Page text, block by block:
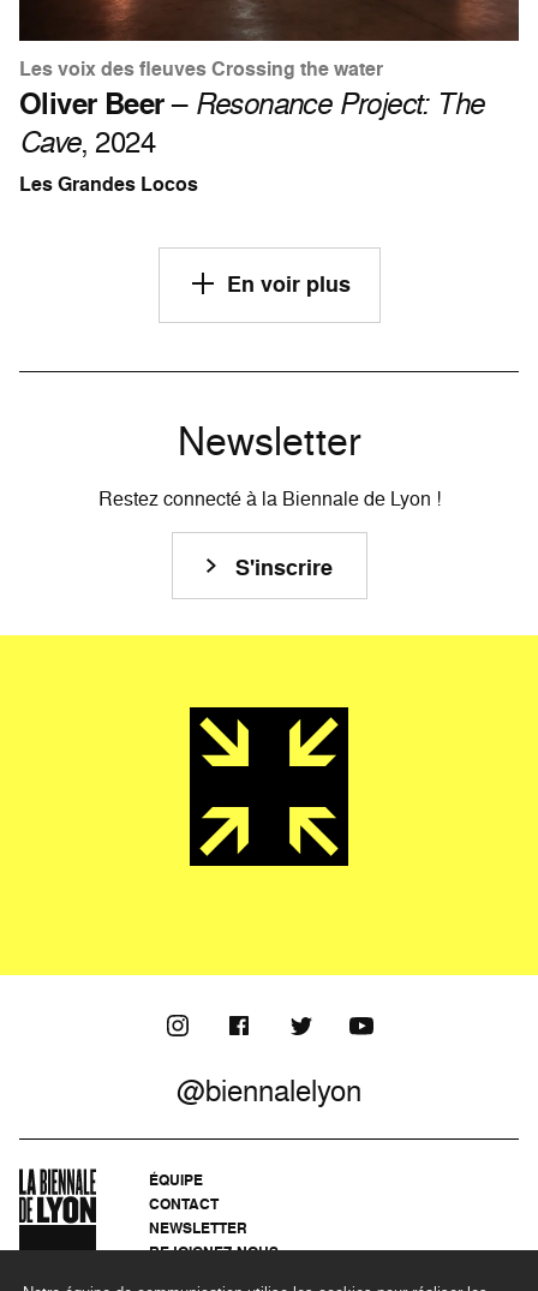
Les voix des fleuves Crossing the water
Oliver Beer– Resonance Project: The
Cave, 2024
Les Grandes Locos
En voir plus
Newsletter
Restez connecté à la Biennale de Lyon !
S'inscrire
@biennalelyon
ÉQUIPE
CONTACT
NEWSLETTER
REJOIGNEZ-NOUS